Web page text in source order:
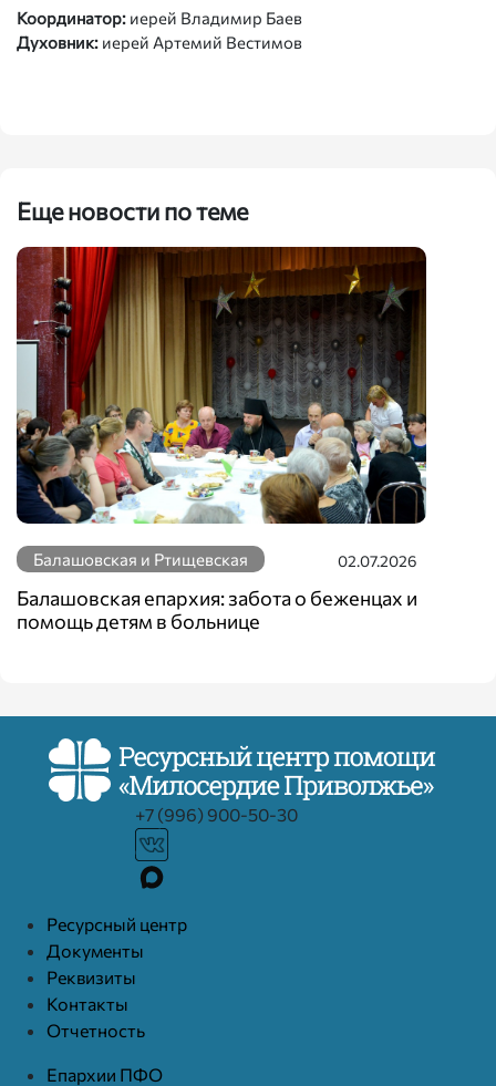
Координатор: иерей Владимир Баев
Духовник: иерей Артемий Вестимов
Еще новости по теме
Балашовская и Ртищевская 02.07.2026
Балашовская епархия: забота о беженцах и
помощь детям в больнице
+7 (996) 900-50-30
Ресурcный центр
Документы
Реквизиты
Контакты
Отчетность
Епархии ПФО